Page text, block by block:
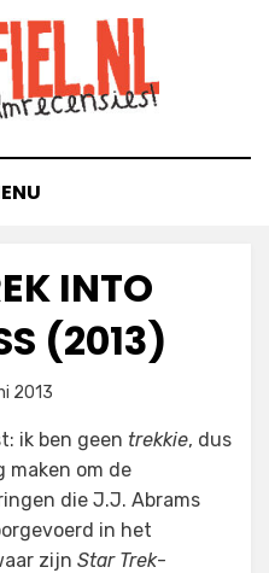
INTO
(2013)
Filmofiel.nl
2013
ik ben geen trekkie, dus
maken om de
die J.J. Abrams
in het
zijn Star Trek-